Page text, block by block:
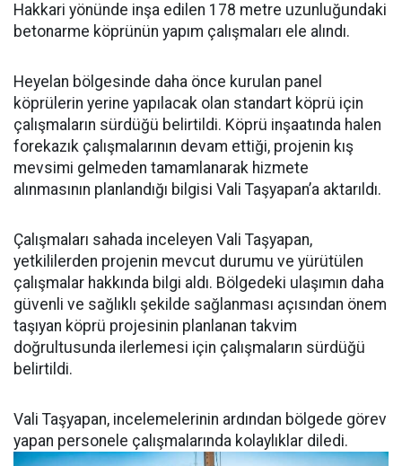
Hakkari yönünde inşa edilen 178 metre uzunluğundaki
betonarme köprünün yapım çalışmaları ele alındı.
Heyelan bölgesinde daha önce kurulan panel
köprülerin yerine yapılacak olan standart köprü için
çalışmaların sürdüğü belirtildi. Köprü inşaatında halen
forekazık çalışmalarının devam ettiği, projenin kış
mevsimi gelmeden tamamlanarak hizmete
alınmasının planlandığı bilgisi Vali Taşyapan’a aktarıldı.
Çalışmaları sahada inceleyen Vali Taşyapan,
yetkililerden projenin mevcut durumu ve yürütülen
çalışmalar hakkında bilgi aldı. Bölgedeki ulaşımın daha
güvenli ve sağlıklı şekilde sağlanması açısından önem
taşıyan köprü projesinin planlanan takvim
doğrultusunda ilerlemesi için çalışmaların sürdüğü
belirtildi.
Vali Taşyapan, incelemelerinin ardından bölgede görev
yapan personele çalışmalarında kolaylıklar diledi.